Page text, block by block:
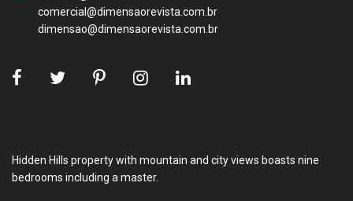
comercial@dimensaorevista.com.br
dimensao@dimensaorevista.com.br
Hidden Hills property with mountain and city views boasts nine
bedrooms including a master.